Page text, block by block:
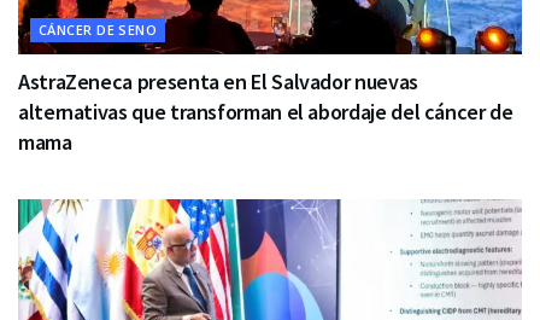
CÁNCER DE SENO
AstraZeneca presenta en El Salvador nuevas
alternativas que transforman el abordaje del cáncer de
mama